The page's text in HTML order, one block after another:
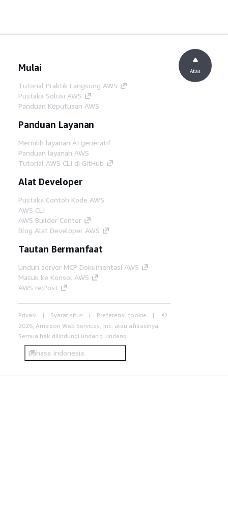
Mulai
Tutorial Praktik Langsung AWS
Pustaka Solusi AWS
Panduan Keputusan AWS
Panduan Layanan
Memilih layanan AI generatif
Panduan layanan AWS
Tutorial AWS CLI di GitHub
Alat Developer
Pustaka Contoh Kode AWS
AWS CLI
AWS Builder Center
Blog Alat Developer AWS
Tautan Bermanfaat
Unduh server MCP Dokumentasi AWS
Masuk ke Konsol AWS
AWS re:Post
Privasi Syarat situs Preferensi cookie
©
2026, Amazon Web Services, Inc. atau afiliasinya.
Semua hak dilindungi undang-undang.
Bahasa Indonesia
Atas